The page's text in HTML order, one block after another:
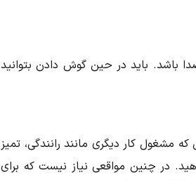
باشد. باید در حین گوش دادن بتوانید
مشغول کار دیگری مانند رانندگی، تمیز
در چنین مواقعی نیاز نیست که برای